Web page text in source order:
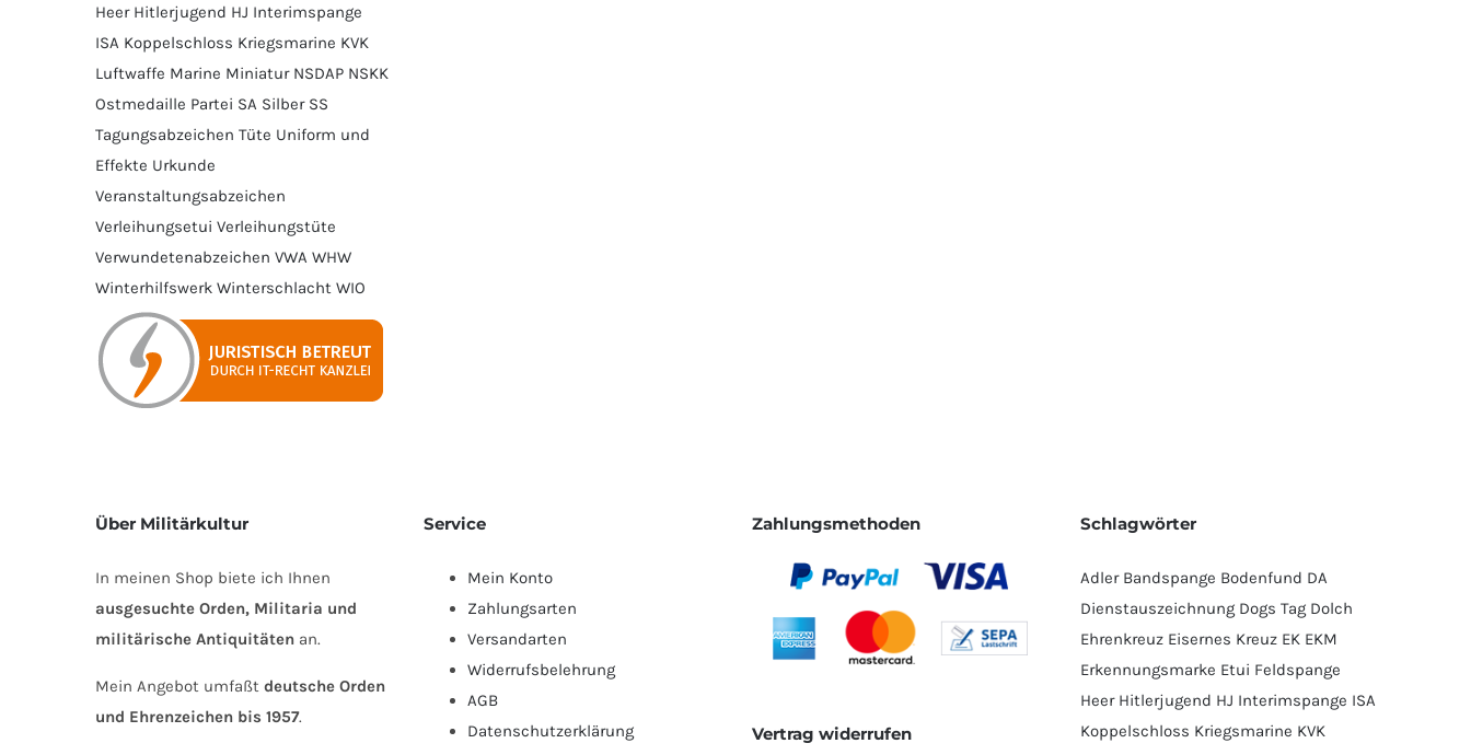
Heer Hitlerjugend HJ Interimspange
ISA Koppelschloss Kriegsmarine KVK
Luftwaffe Marine Miniatur NSDAP NSKK
Ostmedaille Partei SA Silber SS
Tagungsabzeichen Tüte Uniform und
Effekte Urkunde
Veranstaltungsabzeichen
Verleihungsetui Verleihungstüte
Verwundetenabzeichen VWA WHW
Winterhilfswerk Winterschlacht WIO
Über Militärkultur
In meinen Shop biete ich Ihnen
ausgesuchte Orden, Militaria und
militärische Antiquitäten an.
Mein Angebot umfaßt deutsche Orden
und Ehrenzeichen bis 1957.
Service
Mein Konto
Zahlungsarten
Versandarten
Widerrufsbelehrung
AGB
Datenschutzerklärung
Zahlungsmethoden
Vertrag widerrufen
Schlagwörter
Adler Bandspange Bodenfund DA
Dienstauszeichnung Dogs Tag Dolch
Ehrenkreuz Eisernes Kreuz EK EKM
Erkennungsmarke Etui Feldspange
Heer Hitlerjugend HJ Interimspange ISA
Koppelschloss Kriegsmarine KVK